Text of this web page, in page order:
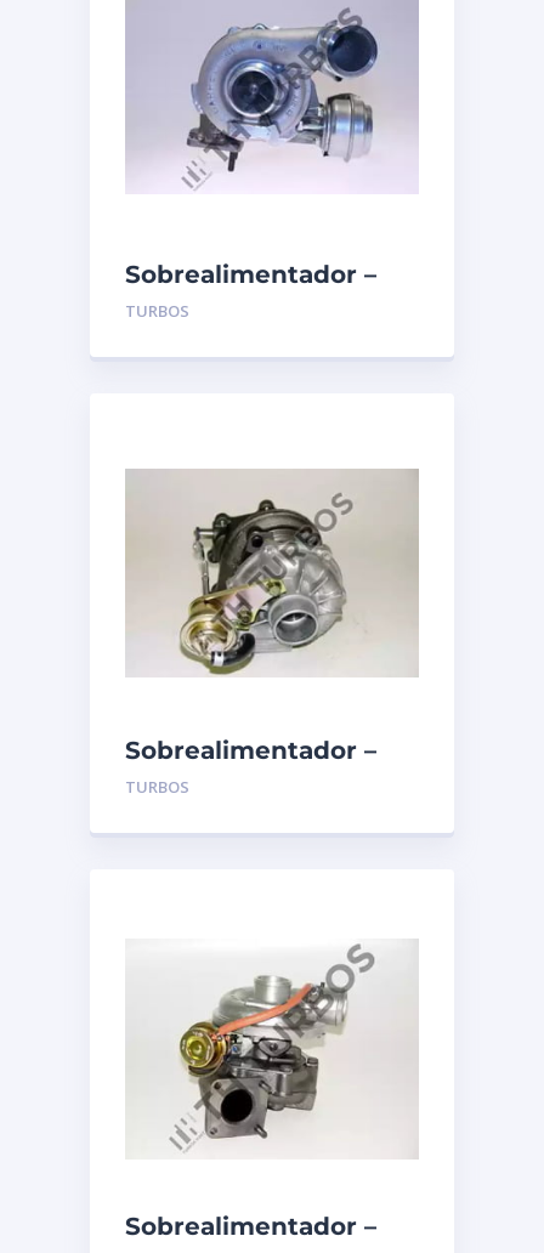
Sobrealimentador –
TURBO’S HOET –
TURBOS
Sobrealimentador –
TURBO’S HOET –
TURBOS
Sobrealimentador –